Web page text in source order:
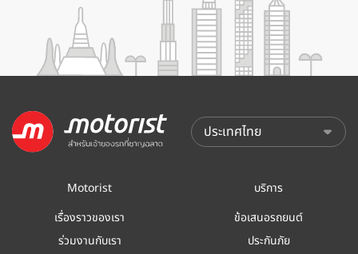
Motorist
เรื่องราวของเรา
ร่วมงานกับเรา
บริการ
ข้อเสนอรถยนต์
ประกันภัย